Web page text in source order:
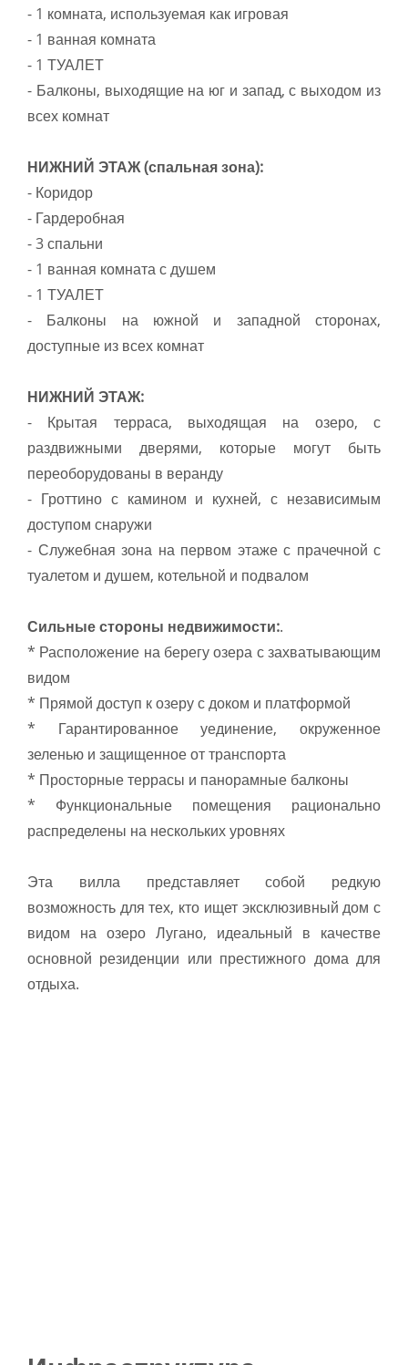
- 1 комната, используемая как игровая
- 1 ванная комната
- 1 ТУАЛЕТ
- Балконы, выходящие на юг и запад, с выходом из
всех комнат
НИЖНИЙ ЭТАЖ (спальная зона):
- Коридор
- Гардеробная
- 3 спальни
- 1 ванная комната с душем
- 1 ТУАЛЕТ
- Балконы на южной и западной сторонах,
доступные из всех комнат
НИЖНИЙ ЭТАЖ:
- Крытая терраса, выходящая на озеро, с
раздвижными дверями, которые могут быть
переоборудованы в веранду
- Гроттино с камином и кухней, с независимым
доступом снаружи
- Служебная зона на первом этаже с прачечной с
туалетом и душем, котельной и подвалом
Сильные стороны недвижимости:.
* Расположение на берегу озера с захватывающим
видом
* Прямой доступ к озеру с доком и платформой
* Гарантированное уединение, окруженное
зеленью и защищенное от транспорта
* Просторные террасы и панорамные балконы
* Функциональные помещения рационально
распределены на нескольких уровнях
Эта вилла представляет собой редкую
возможность для тех, кто ищет эксклюзивный дом с
видом на озеро Лугано, идеальный в качестве
основной резиденции или престижного дома для
отдыха.